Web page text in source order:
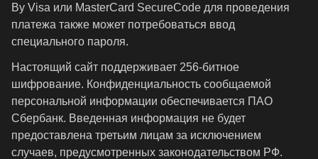
By Visa или MasterCard SecureCode для проведения
платежа также может потребоваться ввод
специального пароля.
Настоящий сайт поддерживает 256-битное
шифрование. Конфиденциальность сообщаемой
персональной информации обеспечивается ПАО
Сбербанк. Введенная информация не будет
предоставлена третьим лицам за исключением
случаев, предусмотренных законодательством РФ.